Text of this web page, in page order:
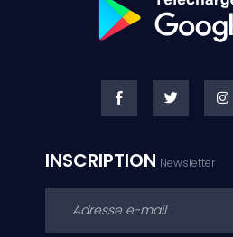
INSCRIPTION Newsletter